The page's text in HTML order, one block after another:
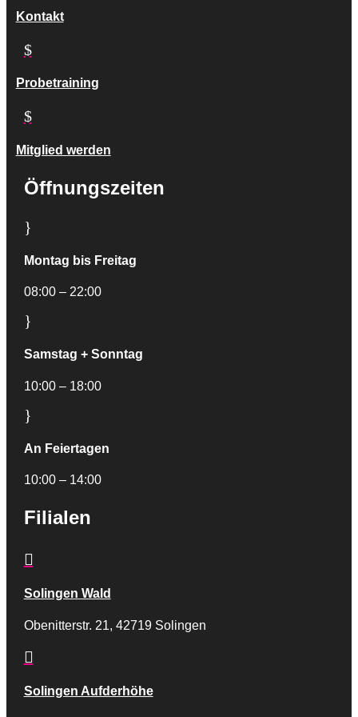
Kontakt
$
Probetraining
$
Mitglied werden
Öffnungszeiten
}
Montag bis Freitag
08:00 – 22:00
}
Samstag + Sonntag
10:00 – 18:00
}
An Feiertagen
10:00 – 14:00
Filialen

Solingen Wald
Obenitterstr. 21, 42719 Solingen

Solingen Aufderhöhe